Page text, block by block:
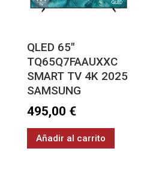
QLED 65″
TQ65Q7FAAUXXC
SMART TV 4K 2025
SAMSUNG
495,00 €
Añadir al carrito